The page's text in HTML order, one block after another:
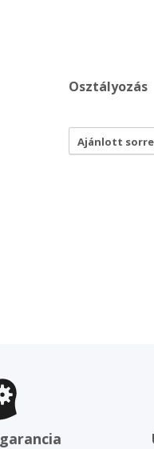
Osztályozás
Ajánlott